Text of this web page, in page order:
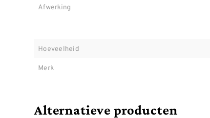
Afwerking
Hoeveelheid
Merk
Alternatieve producten